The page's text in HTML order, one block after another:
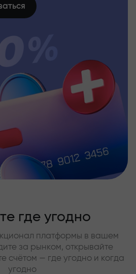
где угодно
платформы в вашем
за рынком, открывайте
счётом — где угодно и когда
угодно